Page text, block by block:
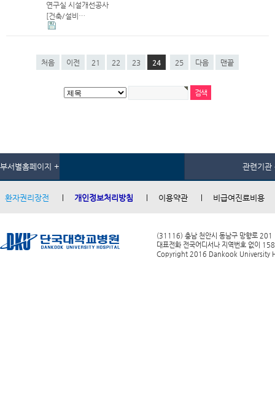
연구실 시설개선공사
[건축/설비…
처음 이전 21 22 23 24 25 다음 맨끝
부서별홈페이지 + 관련기관
환자권리장전 개인정보처리방침 이용약관 비급여진료비용
(31116) 충남 천안시 동남구 망향로 201
대표전화 전국어디서나 지역번호 없이
Copyright 2016 Dankook University